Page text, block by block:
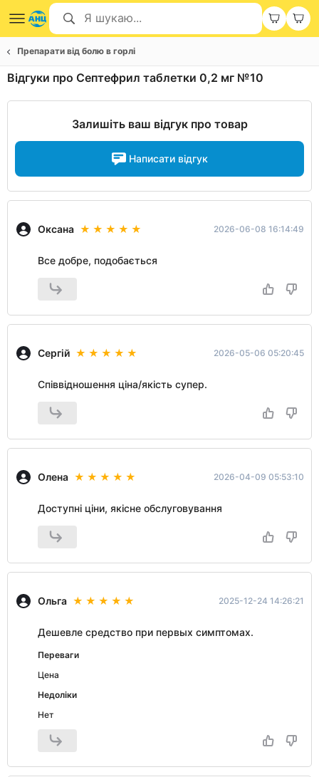
Препарати від болю в горлі
Відгуки про Септефрил таблетки 0,2 мг №10
Залишіть ваш відгук про товар
Написати відгук
Оксана 2026-06-08 16:14:49
Все добре, подобається
Сергій 2026-05-06 05:20:45
Співвідношення ціна/якість супер.
Олена 2026-04-09 05:53:10
Доступні ціни, якісне обслуговування
Ольга 2025-12-24 14:26:21
Дешевле средство при первых симптомах.
Переваги
Цена
Недоліки
Нет